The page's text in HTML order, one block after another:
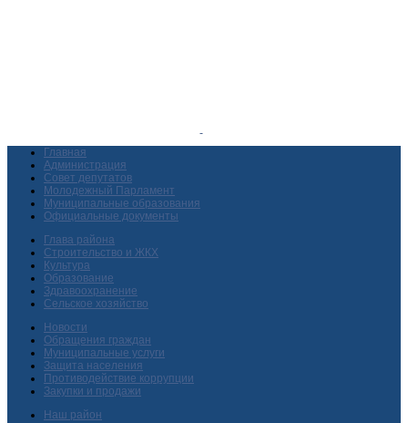
Главная
Администрация
Совет депутатов
Молодежный Парламент
Муниципальные образования
Официальные документы
Глава района
Строительство и ЖКХ
Культура
Образование
Здравоохранение
Сельское хозяйство
Новости
Обращения граждан
Муниципальные услуги
Защита населения
Противодействие коррупции
Закупки и продажи
Наш район